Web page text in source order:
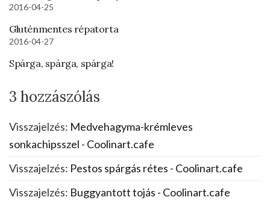
2016-04-25
Gluténmentes répatorta
2016-04-27
Spárga, spárga, spárga!
3 hozzászólás
Visszajelzés: Medvehagyma-krémleves
sonkachipsszel - Coolinart.cafe
Visszajelzés: Pestos spárgás rétes - Coolinart.cafe
Visszajelzés: Buggyantott tojás - Coolinart.cafe